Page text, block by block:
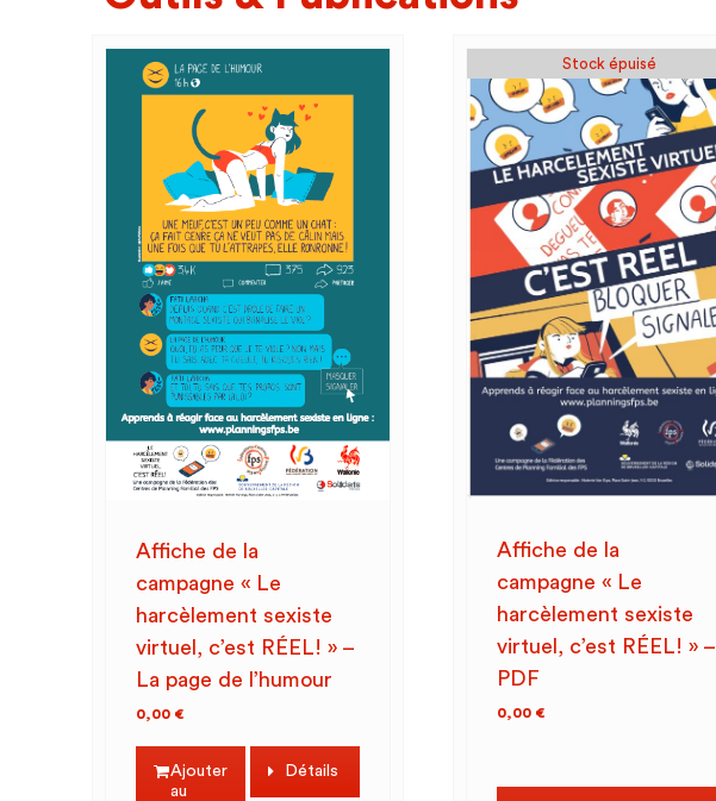
Affiche de la
campagne « Le
harcèlement sexiste
virtuel, c’est RÉEL! » –
La page de l’humour
0,00 €
Ajouter
au
Détails
Stock épuisé
Affiche de la
campagne « Le
harcèlement sexiste
virtuel, c’est RÉEL! » –
PDF
0,00 €